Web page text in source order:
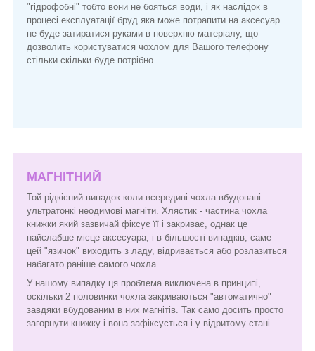
"гідрофобні" тобто вони не бояться води, і як наслідок в
процесі експлуатації бруд яка може потрапити на аксесуар
не буде затиратися руками в поверхню матеріалу, що
дозволить користуватися чохлом для Вашого телефону
стільки скільки буде потрібно.
МАГНІТНИЙ
Той рідкісний випадок коли всередині чохла вбудовані
ультратонкі неодимові магніти. Хлястик - частина чохла
книжки який зазвичай фіксує її і закриває, однак це
найслабше місце аксесуара, і в більшості випадків, саме
цей "язичок" виходить з ладу, відривається або розлазиться
набагато раніше самого чохла.
У нашому випадку ця проблема виключена в принципі,
оскільки 2 половинки чохла закриваються "автоматично"
завдяки вбудованим в них магнітів. Так само досить просто
загорнути книжку і вона зафіксується і у відритому стані.